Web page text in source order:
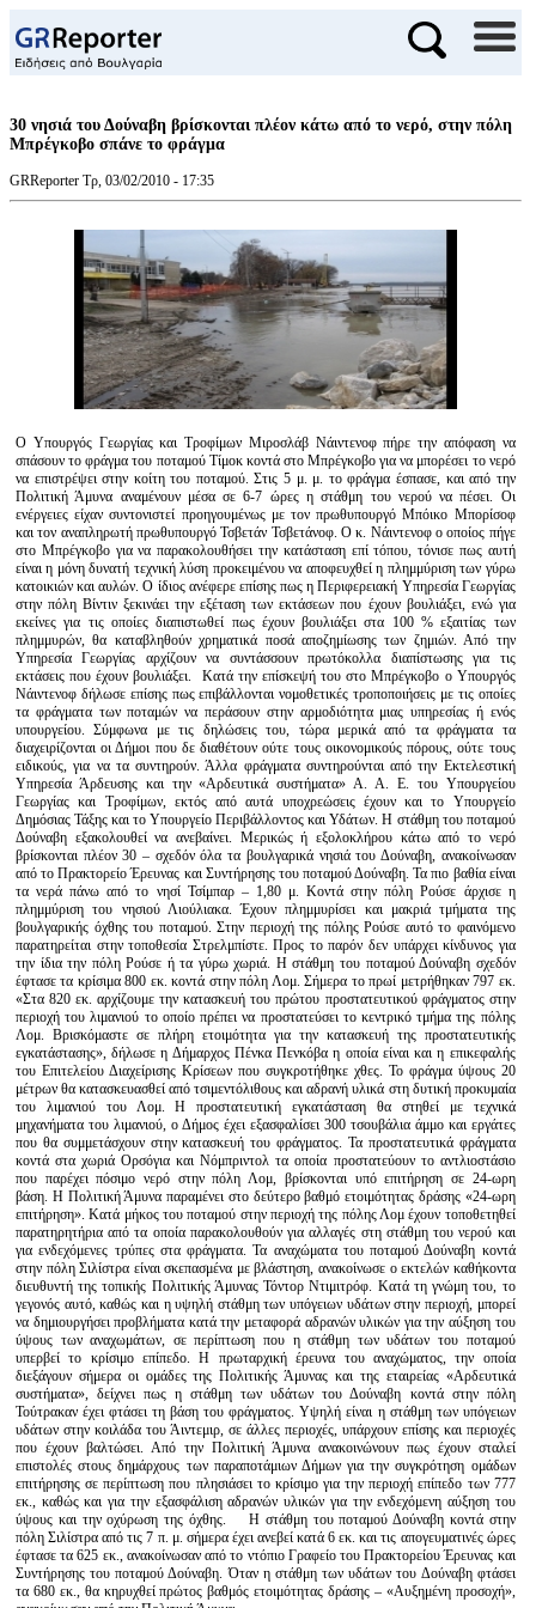
30 νησιά του Δούναβη βρίσκονται πλέον κάτω από το νερό, στην πόλη
Μπρέγκοβο σπάνε το φράγμα
GRReporter Τρ, 03/02/2010 - 17:35
Ο Υπουργός Γεωργίας και Τροφίμων Μιροσλάβ Νάιντενοφ πήρε την απόφαση να
σπάσουν το φράγμα του ποταμού Τίμοκ κοντά στο Μπρέγκοβο για να μπορέσει το νερό
να επιστρέψει στην κοίτη του ποταμού. Στις 5 μ. μ. το φράγμα έσπασε, και από την
Πολιτική Άμυνα αναμένουν μέσα σε 6-7 ώρες η στάθμη του νερού να πέσει. Οι
ενέργειες είχαν συντονιστεί προηγουμένως με τον πρωθυπουργό Μπόικο Μπορίσοφ
και τον αναπληρωτή πρωθυπουργό Τσβετάν Τσβετάνοφ. Ο κ. Νάιντενοφ ο οποίος πήγε
στο Μπρέγκοβο για να παρακολουθήσει την κατάσταση επί τόπου, τόνισε πως αυτή
είναι η μόνη δυνατή τεχνική λύση προκειμένου να αποφευχθεί η πλημμύριση των γύρω
κατοικιών και αυλών. Ο ίδιος ανέφερε επίσης πως η Περιφερειακή Υπηρεσία Γεωργίας
στην πόλη Βίντιν ξεκινάει την εξέταση των εκτάσεων που έχουν βουλιάξει, ενώ για
εκείνες για τις οποίες διαπιστωθεί πως έχουν βουλιάξει στα 100 % εξαιτίας των
πλημμυρών, θα καταβληθούν χρηματικά ποσά αποζημίωσης των ζημιών. Από την
Υπηρεσία Γεωργίας αρχίζουν να συντάσσουν πρωτόκολλα διαπίστωσης για τις
εκτάσεις που έχουν βουλιάξει. Κατά την επίσκεψή του στο Μπρέγκοβο ο Υπουργός
Νάιντενοφ δήλωσε επίσης πως επιβάλλονται νομοθετικές τροποποιήσεις με τις οποίες
τα φράγματα των ποταμών να περάσουν στην αρμοδιότητα μιας υπηρεσίας ή ενός
υπουργείου. Σύμφωνα με τις δηλώσεις του, τώρα μερικά από τα φράγματα τα
διαχειρίζονται οι Δήμοι που δε διαθέτουν ούτε τους οικονομικούς πόρους, ούτε τους
ειδικούς, για να τα συντηρούν. Άλλα φράγματα συντηρούνται από την Εκτελεστική
Υπηρεσία Άρδευσης και την «Αρδευτικά συστήματα» Α. Α. Ε. του Υπουργείου
Γεωργίας και Τροφίμων, εκτός από αυτά υποχρεώσεις έχουν και το Υπουργείο
Δημόσιας Τάξης και το Υπουργείο Περιβάλλοντος και Υδάτων. Η στάθμη του ποταμού
Δούναβη εξακολουθεί να ανεβαίνει. Μερικώς ή εξολοκλήρου κάτω από το νερό
βρίσκονται πλέον 30 – σχεδόν όλα τα βουλγαρικά νησιά του Δούναβη, ανακοίνωσαν
από το Πρακτορείο Έρευνας και Συντήρησης του ποταμού Δούναβη. Τα πιο βαθία είναι
τα νερά πάνω από το νησί Τσίμπαρ – 1,80 μ. Κοντά στην πόλη Ρούσε άρχισε η
πλημμύριση του νησιού Λιούλιακα. Έχουν πλημμυρίσει και μακριά τμήματα της
βουλγαρικής όχθης του ποταμού. Στην περιοχή της πόλης Ρούσε αυτό το φαινόμενο
παρατηρείται στην τοποθεσία Στρελμπίστε. Προς το παρόν δεν υπάρχει κίνδυνος για
την ίδια την πόλη Ρούσε ή τα γύρω χωριά. Η στάθμη του ποταμού Δούναβη σχεδόν
έφτασε τα κρίσιμα 800 εκ. κοντά στην πόλη Λομ. Σήμερα το πρωί μετρήθηκαν 797 εκ.
«Στα 820 εκ. αρχίζουμε την κατασκευή του πρώτου προστατευτικού φράγματος στην
περιοχή του λιμανιού το οποίο πρέπει να προστατεύσει το κεντρικό τμήμα της πόλης
Λομ. Βρισκόμαστε σε πλήρη ετοιμότητα για την κατασκευή της προστατευτικής
εγκατάστασης», δήλωσε η Δήμαρχος Πένκα Πενκόβα η οποία είναι και η επικεφαλής
του Επιτελείου Διαχείρισης Κρίσεων που συγκροτήθηκε χθες. Το φράγμα ύψους 20
μέτρων θα κατασκευασθεί από τσιμεντόλιθους και αδρανή υλικά στη δυτική προκυμαία
του λιμανιού του Λομ. Η προστατευτική εγκατάσταση θα στηθεί με τεχνικά
μηχανήματα του λιμανιού, ο Δήμος έχει εξασφαλίσει 300 τσουβάλια άμμο και εργάτες
που θα συμμετάσχουν στην κατασκευή του φράγματος. Τα προστατευτικά φράγματα
κοντά στα χωριά Ορσόγια και Νόμπριντολ τα οποία προστατεύουν το αντλιοστάσιο
που παρέχει πόσιμο νερό στην πόλη Λομ, βρίσκονται υπό επιτήρηση σε 24-ωρη
βάση. Η Πολιτική Άμυνα παραμένει στο δεύτερο βαθμό ετοιμότητας δράσης «24-ωρη
επιτήρηση». Κατά μήκος του ποταμού στην περιοχή της πόλης Λομ έχουν τοποθετηθεί
παρατηρητήρια από τα οποία παρακολουθούν για αλλαγές στη στάθμη του νερού και
για ενδεχόμενες τρύπες στα φράγματα. Τα αναχώματα του ποταμού Δούναβη κοντά
στην πόλη Σιλίστρα είναι σκεπασμένα με βλάστηση, ανακοίνωσε ο εκτελών καθήκοντα
διευθυντή της τοπικής Πολιτικής Άμυνας Τόντορ Ντιμιτρόφ. Κατά τη γνώμη του, το
γεγονός αυτό, καθώς και η υψηλή στάθμη των υπόγειων υδάτων στην περιοχή, μπορεί
να δημιουργήσει προβλήματα κατά την μεταφορά αδρανών υλικών για την αύξηση του
ύψους των αναχωμάτων, σε περίπτωση που η στάθμη των υδάτων του ποταμού
υπερβεί το κρίσιμο επίπεδο. Η πρωταρχική έρευνα του αναχώματος, την οποία
διεξάγουν σήμερα οι ομάδες της Πολιτικής Άμυνας και της εταιρείας «Αρδευτικά
συστήματα», δείχνει πως η στάθμη των υδάτων του Δούναβη κοντά στην πόλη
Τούτρακαν έχει φτάσει τη βάση του φράγματος. Υψηλή είναι η στάθμη των υπόγειων
υδάτων στην κοιλάδα του Άιντεμιρ, σε άλλες περιοχές, υπάρχουν επίσης και περιοχές
που έχουν βαλτώσει. Από την Πολιτική Άμυνα ανακοινώνουν πως έχουν σταλεί
επιστολές στους δημάρχους των παραποτάμιων Δήμων για την συγκρότηση ομάδων
επιτήρησης σε περίπτωση που πλησιάσει το κρίσιμο για την περιοχή επίπεδο των 777
εκ., καθώς και για την εξασφάλιση αδρανών υλικών για την ενδεχόμενη αύξηση του
ύψους και την οχύρωση της όχθης. Η στάθμη του ποταμού Δούναβη κοντά στην
πόλη Σιλίστρα από τις 7 π. μ. σήμερα έχει ανεβεί κατά 6 εκ. και τις απογευματινές ώρες
έφτασε τα 625 εκ., ανακοίνωσαν από το ντόπιο Γραφείο του Πρακτορείου Έρευνας και
Συντήρησης του ποταμού Δούναβη. Όταν η στάθμη των υδάτων του Δούναβη φτάσει
τα 680 εκ., θα κηρυχθεί πρώτος βαθμός ετοιμότητας δράσης – «Αυξημένη προσοχή»,